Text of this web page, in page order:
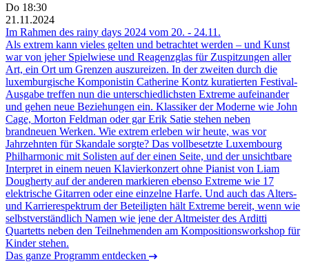
Do 18:30
21.11.2024
Im Rahmen des rainy days 2024 vom 20. - 24.11.
Als extrem kann vieles gelten und betrachtet werden – und Kunst
war von jeher Spielwiese und Reagenzglas für Zuspitzungen aller
Art, ein Ort um Grenzen auszureizen. In der zweiten durch die
luxemburgische Komponistin Catherine Kontz kuratierten Festival-
Ausgabe treffen nun die unterschiedlichsten Extreme aufeinander
und gehen neue Beziehungen ein. Klassiker der Moderne wie John
Cage, Morton Feldman oder gar Erik Satie stehen neben
brandneuen Werken. Wie extrem erleben wir heute, was vor
Jahrzehnten für Skandale sorgte? Das vollbesetzte Luxembourg
Philharmonic mit Solisten auf der einen Seite, und der unsichtbare
Interpret in einem neuen Klavierkonzert ohne Pianist von Liam
Dougherty auf der anderen markieren ebenso Extreme wie 17
elektrische Gitarren oder eine einzelne Harfe. Und auch das Alters-
und Karrierespektrum der Beteiligten hält Extreme bereit, wenn wie
selbstverständlich Namen wie jene der Altmeister des Arditti
Quartetts neben den Teilnehmenden am Kompositionsworkshop für
Kinder stehen.
Das ganze Programm entdecken